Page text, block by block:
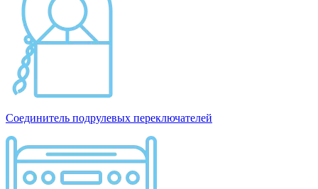
Соединитель подрулевых переключателей